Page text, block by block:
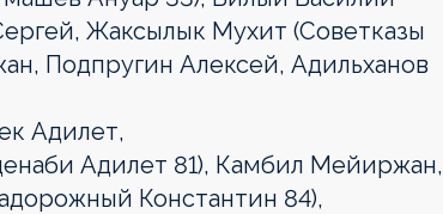
Жаксылык Мухит (Советказы
Подпругин Алексей, Адильханов
Адилет,
Адилет 81), Камбил Мейиржан,
Константин 84),